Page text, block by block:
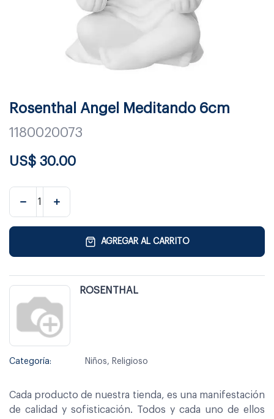
Rosenthal Angel Meditando 6cm
1180020073
US$ 30.00
AGREGAR AL CARRITO
ROSENTHAL
Categoría: Niños, Religioso
Cada producto de nuestra tienda, es una manifestación
de calidad y sofisticación. Todos y cada uno de ellos